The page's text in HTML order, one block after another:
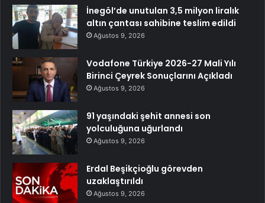
İnegöl’de unutulan 3,5 milyon liralık
altın çantası sahibine teslim edildi
Ağustos 9, 2026
Vodafone Türkiye 2026-27 Mali Yılı
Birinci Çeyrek Sonuçlarını Açıkladı
Ağustos 9, 2026
91 yaşındaki şehit annesi son
yolculuğuna uğurlandı
Ağustos 9, 2026
Erdal Beşikçioğlu görevden
uzaklaştırıldı
Ağustos 9, 2026